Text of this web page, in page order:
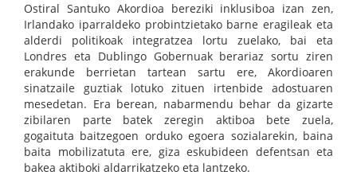
Ostiral Santuko Akordioa bereziki inklusiboa izan zen,
Irlandako iparraldeko probintzietako barne eragileak eta
alderdi politikoak integratzea lortu zuelako, bai eta
Londres eta Dublingo Gobernuak berariaz sortu ziren
erakunde berrietan tartean sartu ere, Akordioaren
sinatzaile guztiak lotuko zituen irtenbide adostuaren
mesedetan. Era berean, nabarmendu behar da gizarte
zibilaren parte batek zeregin aktiboa bete zuela,
gogaituta baitzegoen orduko egoera sozialarekin, baina
baita mobilizatuta ere, giza eskubideen defentsan eta
bakea aktiboki aldarrikatzeko eta lantzeko.